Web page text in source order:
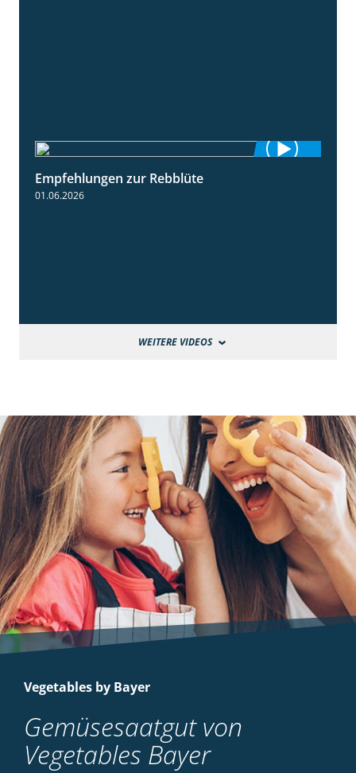
Empfehlungen zur Rebblüte
01.06.2026
WEITERE VIDEOS
Vegetables by Bayer
Gemüsesaatgut von
Vegetables Bayer